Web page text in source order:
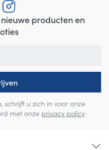
producten en
schrijft u zich in voor onze
met onze privacy policy.